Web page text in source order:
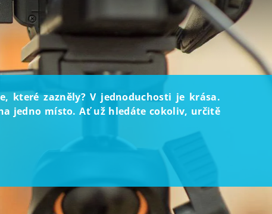
které zazněly? V jednoduchosti je krása.
jedno místo. Ať už hledáte cokoliv, určitě